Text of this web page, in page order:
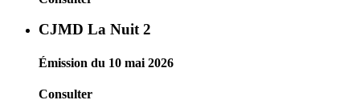
CJMD La Nuit 2
Émission du 10 mai 2026
Consulter